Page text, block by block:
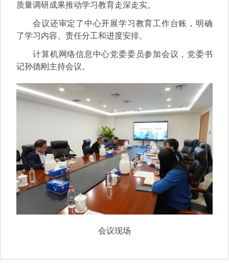
质量调研成果推动学习教育走深走实。
会议还审定了中心开展学习教育工作台账，明确
了学习内容、责任分工和进度安排。
计算机网络信息中心党委委员参加会议，党委书
记孙德刚主持会议。
会议现场